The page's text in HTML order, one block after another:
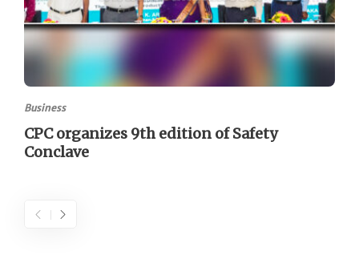
Business
CPC organizes 9th edition of Safety
Conclave